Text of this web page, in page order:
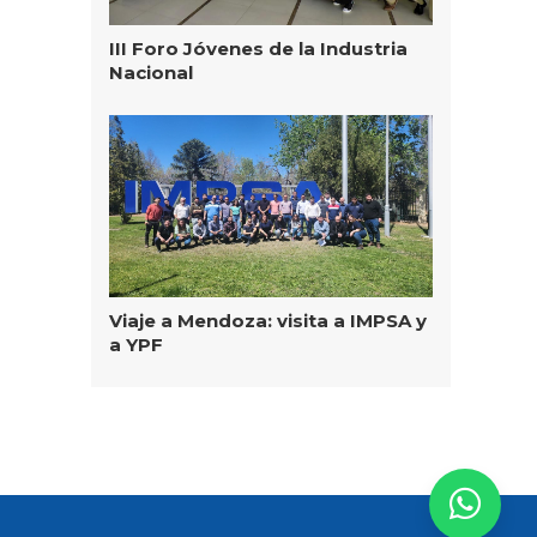
III Foro Jóvenes de la Industria
Nacional
Viaje a Mendoza: visita a IMPSA y
a YPF